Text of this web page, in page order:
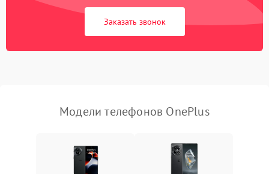
Заказать звонок
Модели телефонов OnePlus